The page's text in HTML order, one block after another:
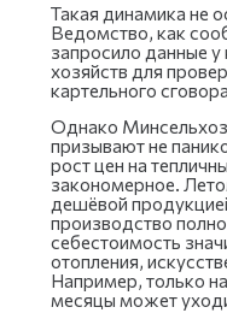
Такая динамика не
Ведомство, как
запросило данные
хозяйств для
картельного
Однако Минсельхоз
призывают не
рост цен на
закономерное.
дешёвой
производство
себестоимость
отопления,
Например, только
месяцы может